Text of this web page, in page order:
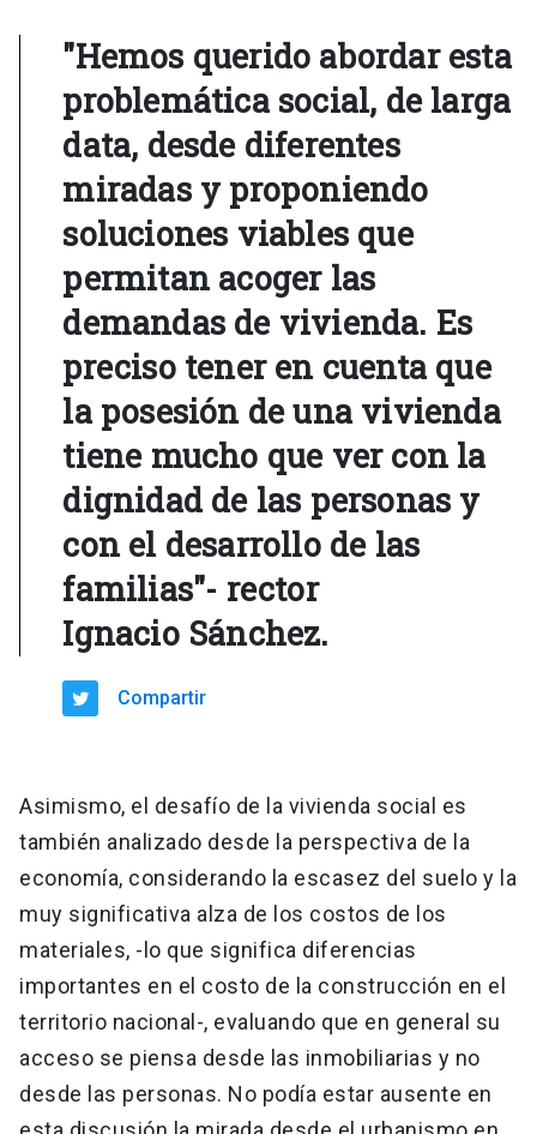
"Hemos querido abordar esta
problemática social, de larga
data, desde diferentes
miradas y proponiendo
soluciones viables que
permitan acoger las
demandas de vivienda. Es
preciso tener en cuenta que
la posesión de una vivienda
tiene mucho que ver con la
dignidad de las personas y
con el desarrollo de las
familias"- rector
Ignacio Sánchez.
Compartir
Asimismo, el desafío de la vivienda social es
también analizado desde la perspectiva de la
economía, considerando la escasez del suelo y la
muy significativa alza de los costos de los
materiales, -lo que significa diferencias
importantes en el costo de la construcción en el
territorio nacional-, evaluando que en general su
acceso se piensa desde las inmobiliarias y no
desde las personas. No podía estar ausente en